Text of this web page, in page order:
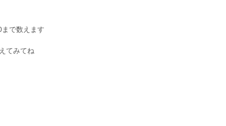
で数えます
てみてね